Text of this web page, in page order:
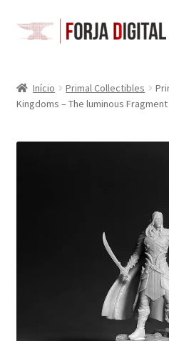
Pular
para
Pular
para
conteúdo
Carrinho
Checkout
Início Primal Collectibles
Kingdoms – The luminous